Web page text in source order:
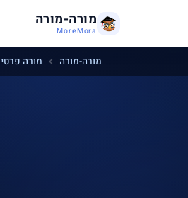
מורה-מורה
MoreMora
מורה-מורה מורה פרטי